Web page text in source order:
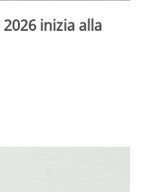
inizia alla